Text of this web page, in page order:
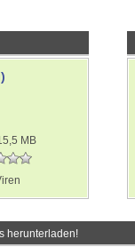
MB
herunterladen!